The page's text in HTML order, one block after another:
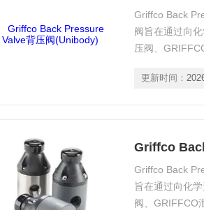
Griffco Back
阀旨在通过向
压阀、
更新时间：
Griffco
Griffco Back
旨在通过向化
阀、GRIFFCO